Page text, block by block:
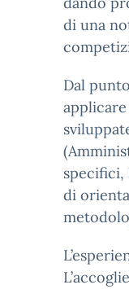
di una
Dal
specifici,
di